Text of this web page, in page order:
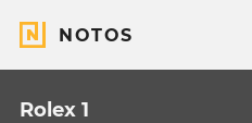
NOTOS
Rolex 1